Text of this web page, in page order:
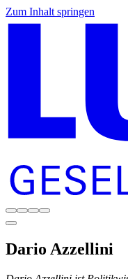
Zum Inhalt springen
Dario Azzellini